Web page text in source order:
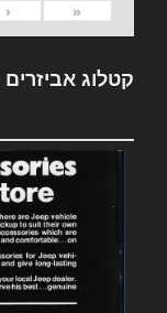
«
‹
קטלוג אביזרים Jeep 1980